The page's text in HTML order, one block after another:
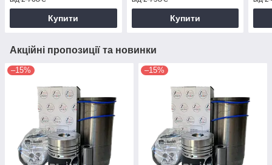
Купити Купити
Акційні пропозиції та новинки
–15% –15%